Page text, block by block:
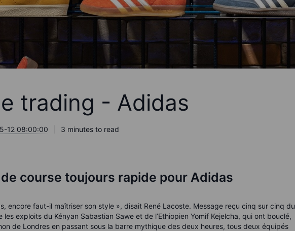
trading - Adidas
12 08:00:00
3 minutes to read
course toujours rapide pour Adidas
encore faut-il maîtriser son style », disait René Lacoste. Message reçu cinq sur cinq du
les exploits du Kényan Sabastian Sawe et de l’Ethiopien Yomif Kejelcha, qui ont bouclé,
de Londres en passant sous la barre mythique des deux heures, tous deux équipés